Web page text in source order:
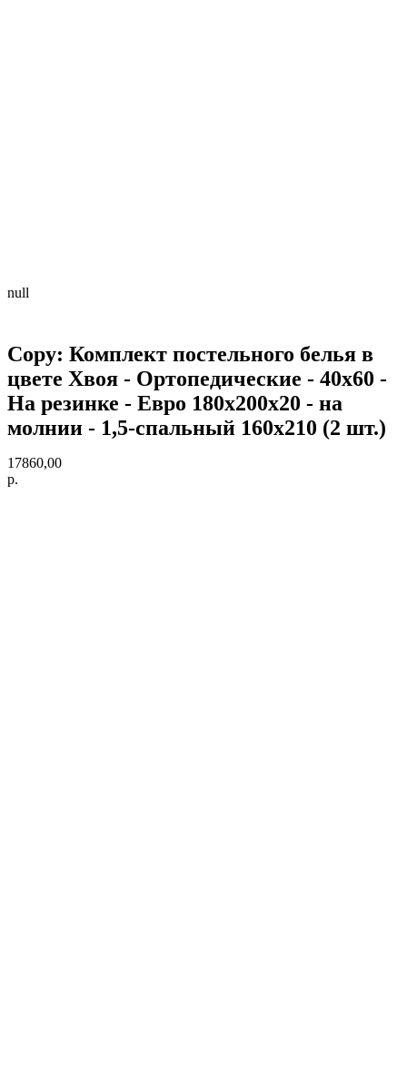
null
Copy: Комплект постельного белья в
цвете Хвоя - Ортопедические - 40х60 -
На резинке - Евро 180х200х20 - на
молнии - 1,5-спальный 160х210 (2 шт.)
17860,00
р.